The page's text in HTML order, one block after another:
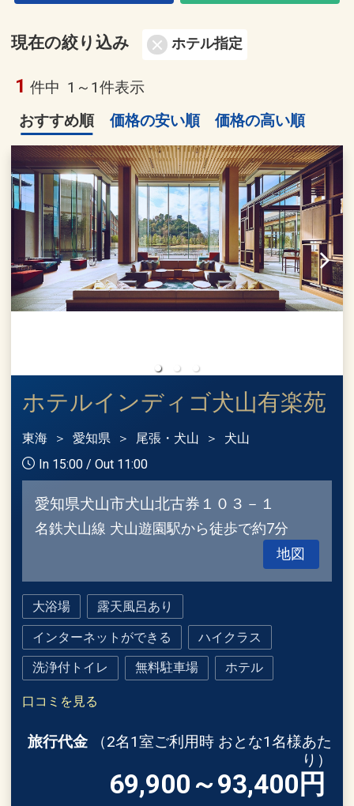
現在の絞り込み ホテル指定
1 件中 1～1件表示
おすすめ順
価格の安い順 価格の高い順
ホテルインディゴ犬山有楽苑
東海 愛知県 尾張・犬山
犬山
In 15:00 / Out 11:00
愛知県犬山市犬山北古券１０３－１
名鉄犬山線 犬山遊園駅から徒歩で約7分
地図
大浴場 露天風呂あり
インターネットができる ハイクラス
洗浄付トイレ 無料駐車場 ホテル
口コミを見る
旅行代金
（2名1室ご利用時 おとな1名様あた
り）
69,900～93,400 円